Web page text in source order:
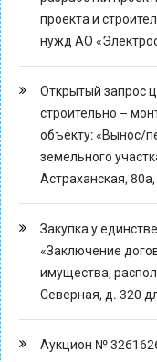
проекта и
нужд АО
Открытый запрос
строительно –
объекту: «Вынос/
земельного
Астраханская,
Закупка у
«Заключение
имущества,
Северная, д. 320
Аукцион №